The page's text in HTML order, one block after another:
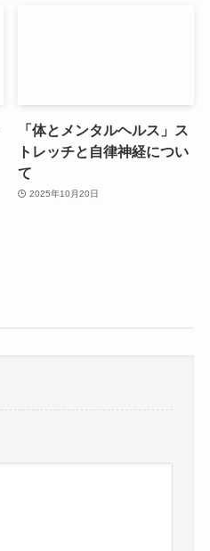
「体とメンタルヘルス」ス
トレッチと自律神経につい
て
2025年10月20日